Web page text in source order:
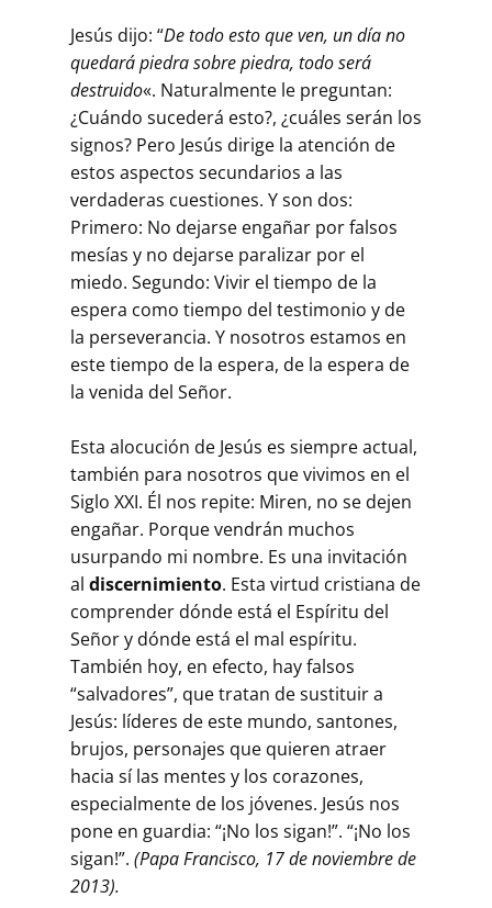
Jesús dijo: “De todo esto que ven, un día no
quedará piedra sobre piedra, todo será
destruido«. Naturalmente le preguntan:
¿Cuándo sucederá esto?, ¿cuáles serán los
signos? Pero Jesús dirige la atención de
estos aspectos secundarios a las
verdaderas cuestiones. Y son dos:
Primero: No dejarse engañar por falsos
mesías y no dejarse paralizar por el
miedo. Segundo: Vivir el tiempo de la
espera como tiempo del testimonio y de
la perseverancia. Y nosotros estamos en
este tiempo de la espera, de la espera de
la venida del Señor.
Esta alocución de Jesús es siempre actual,
también para nosotros que vivimos en el
Siglo XXI. Él nos repite: Miren, no se dejen
engañar. Porque vendrán muchos
usurpando mi nombre. Es una invitación
al discernimiento. Esta virtud cristiana de
comprender dónde está el Espíritu del
Señor y dónde está el mal espíritu.
También hoy, en efecto, hay falsos
“salvadores”, que tratan de sustituir a
Jesús: líderes de este mundo, santones,
brujos, personajes que quieren atraer
hacia sí las mentes y los corazones,
especialmente de los jóvenes. Jesús nos
pone en guardia: “¡No los sigan!”. “¡No los
sigan!”. (Papa Francisco, 17 de noviembre de
2013).